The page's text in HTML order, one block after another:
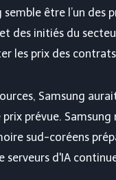
semble être l’un
des initiés du
les prix des
Samsung
prévue.
sud-coréens
serveurs d'IA